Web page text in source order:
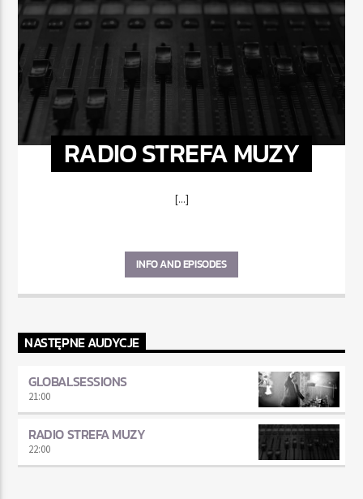
RADIO STREFA MUZY
[...]
INFO AND EPISODES
NASTĘPNE AUDYCJE
GLOBALSESSIONS
21:00
RADIO STREFA MUZY
22:00